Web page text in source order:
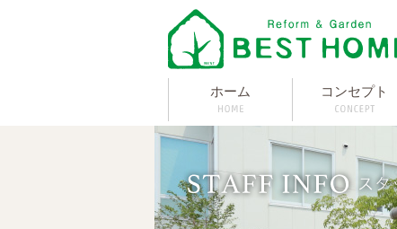
ホーム コンセプト